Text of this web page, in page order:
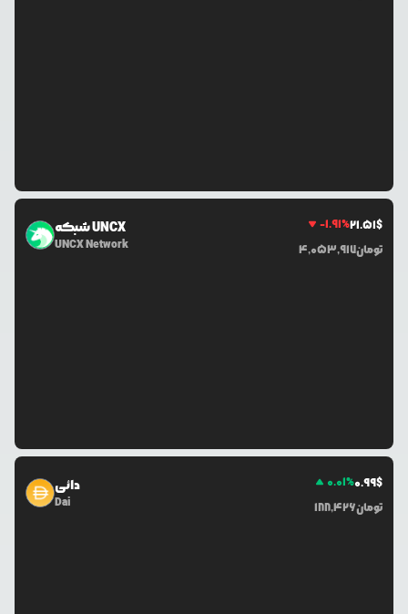
شبکه UNCX
UNCX Network
-1.91%21.51$
4,053,917تومان
دائی
Dai
0.01%0.99$
188,426تومان